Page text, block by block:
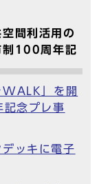
間利活用の
制100周年記
WALK」を開
念プレ事
ッキに電子